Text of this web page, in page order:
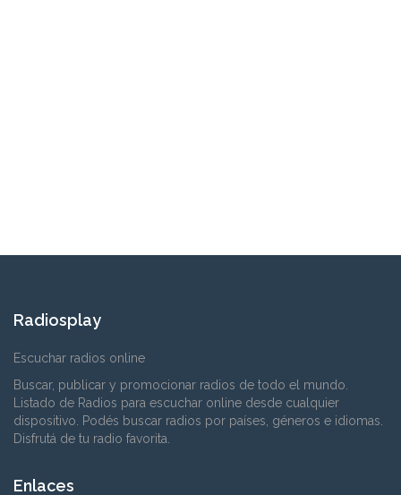
Radiosplay
Escuchar radios online
Buscar, publicar y promocionar radios de todo el mundo.
Listado de Radios para escuchar online desde cualquier
dispositivo. Podés buscar radios por países, géneros e idiomas.
Disfrutá de tu radio favorita.
Enlaces